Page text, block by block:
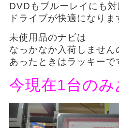
DVDもブルーレイにも対
ドライブが快適になりま
未使用品のナビは
なっかなか入荷しません
あったときはラッキーで
今現在1台の